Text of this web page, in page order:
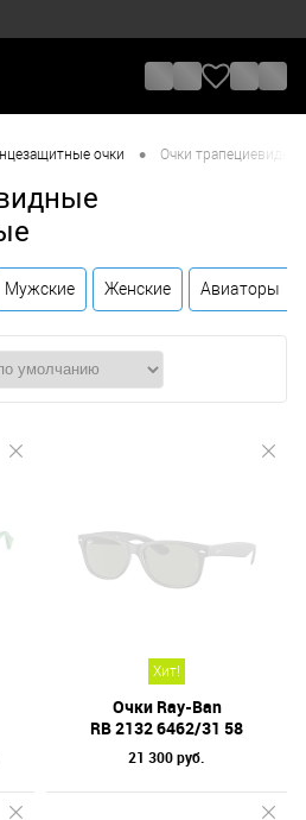
очки • Очки
Мужские Женские Авиаторы
Хит!
Очки Ray-Ban
RB 2132 6462/31 58
21 300 руб.